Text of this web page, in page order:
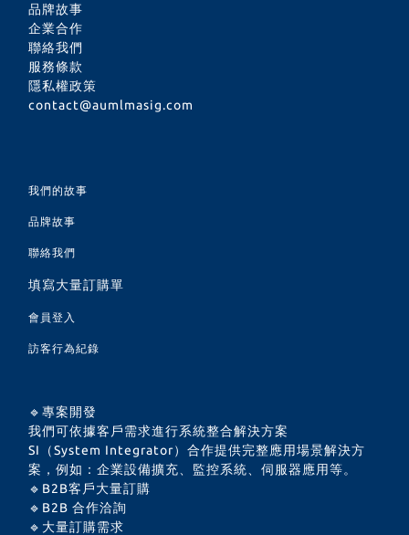
品牌故事
企業合作
聯絡我們
服務條款
隱私權政策
contact@aumlmasig.com
我們的故事
品牌故事
聯絡我們
填寫大量訂購單
會員登入
訪客行為紀錄
🔹專案開發
我們可依據客戶需求進行系統整合解決方案
SI（System Integrator）合作提供完整應用場景解決方
案，例如：企業設備擴充、監控系統、伺服器應用等。
🔹B2B客戶大量訂購
🔹B2B 合作洽詢
🔹大量訂購需求